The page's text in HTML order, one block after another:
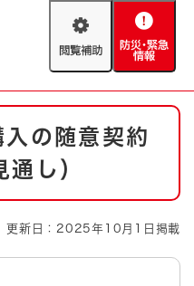
閲
助
防
緊
情
救急・消防
AED設置箇所
の随意契約
し）
更新日：2025年10月1日掲載